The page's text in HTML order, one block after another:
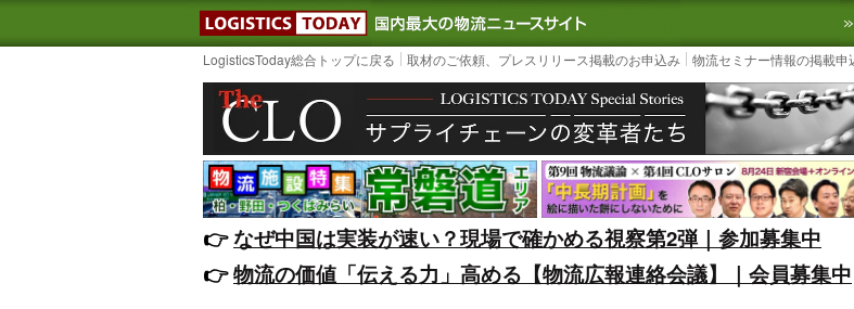
LOGISTICS TODAY｜国内最大の物流ニュースサイト
3PL, SCMなど国内
LogisticsToday総合トップに戻る 取材のご依頼、プレスリリース掲載のお申込み 物流セミナー情報の掲載申
👉️なぜ中国は実装が速い？現場で確かめる視察第2弾｜参加募集中
👉️物流の価値「伝える力」高める【物流広報連絡会議】｜会員募集中